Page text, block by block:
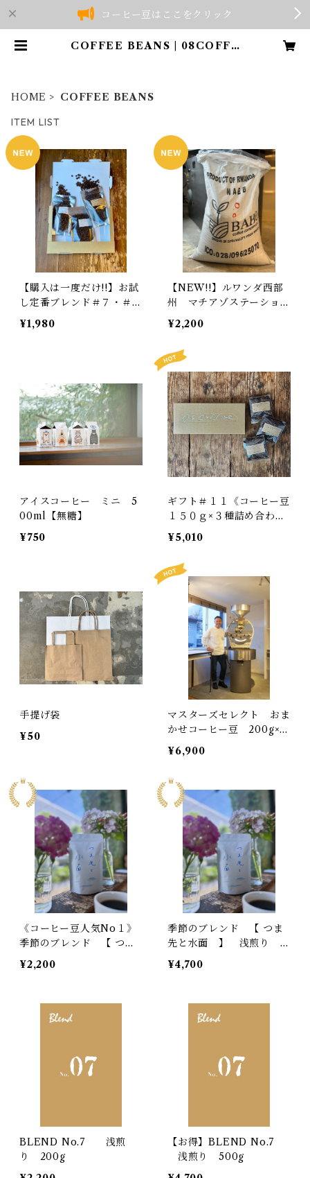
コーヒー豆はここをクリック
COFFEE BEANS | 08COFFE
HOME
COFFEE BEANS
ITEM LIST
【購入は一度だけ!!】お試
し定番ブレンド＃７・＃
８・＃９【各50ｇ詰め合
わせ】
¥1,980
【NEW!!】ルワンダ西部
州 マチアゾステーショ
ン 中煎り 200g
¥2,200
アイスコーヒー ミニ 5
00ml【無糖】
¥750
ギフト＃１１《コーヒー豆
１５０ｇ×３種詰め合わ
せ》
¥5,010
手提げ袋
¥50
マスターズセレクト おま
かせコーヒー豆 200g×
３種類詰め合わせ
¥6,900
《コーヒー豆人気No１》
季節のブレンド 【 つま
先と水面 】 浅煎り 2
00g
¥2,200
季節のブレンド 【 つま
先と水面 】 浅煎り 5
00ｇ ✳︎パッケージは写
真と異なります
¥4,700
BLEND No.7 浅煎
り 200g
【お得】BLEND No.7
浅煎り 500g